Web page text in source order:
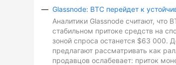
Glassnode: BTC перейдет к
Аналитики Glassnode считают,
стабильном притоке средств на
зоной спроса останется $63 000.
предлагают рассматривать как
продавцов ослабевает: приток